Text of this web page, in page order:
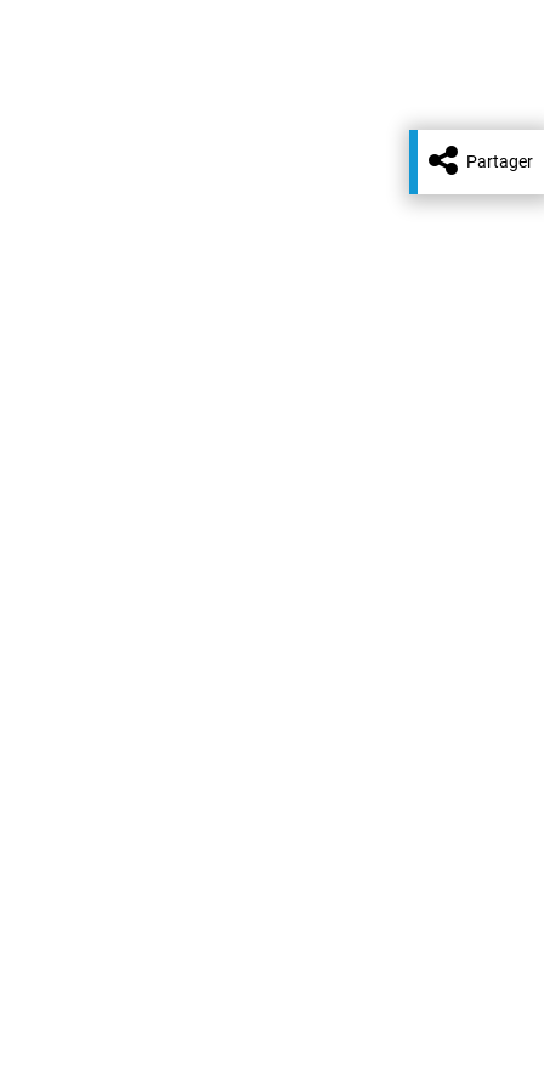
Partager